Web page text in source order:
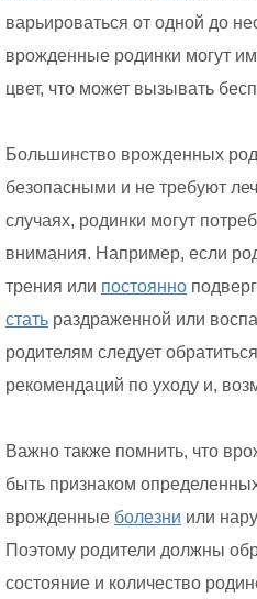
варьироваться от одной до
врожденные родинки могут
цвет, что может вызывать
Большинство врожденных
безопасными и не требуют
случаях, родинки могут
внимания. Например, если
трения или постоянно
стать раздраженной или
родителям следует
рекомендаций по уходу и,
Важно также помнить, что
быть признаком
врожденные болезни или
Поэтому родители должны
состояние и количество